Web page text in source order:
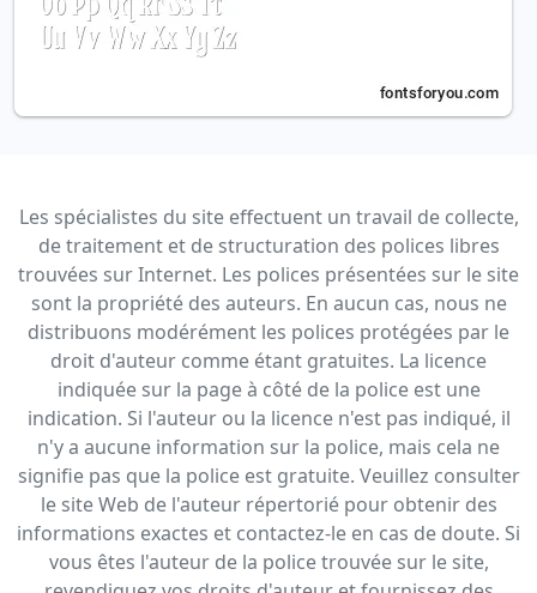
Les spécialistes du site effectuent un travail de collecte,
de traitement et de structuration des polices libres
trouvées sur Internet. Les polices présentées sur le site
sont la propriété des auteurs. En aucun cas, nous ne
distribuons modérément les polices protégées par le
droit d'auteur comme étant gratuites. La licence
indiquée sur la page à côté de la police est une
indication. Si l'auteur ou la licence n'est pas indiqué, il
n'y a aucune information sur la police, mais cela ne
signifie pas que la police est gratuite. Veuillez consulter
le site Web de l'auteur répertorié pour obtenir des
informations exactes et contactez-le en cas de doute. Si
vous êtes l'auteur de la police trouvée sur le site,